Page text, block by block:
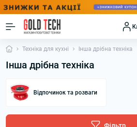
Техніка для кухні Інша дрібна техніка
Інша дрібна техніка
Відпочинок та розваги